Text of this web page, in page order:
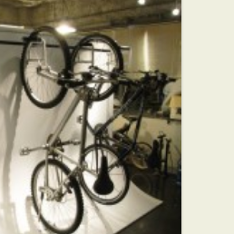
プルクル
★☆☆
パン屋